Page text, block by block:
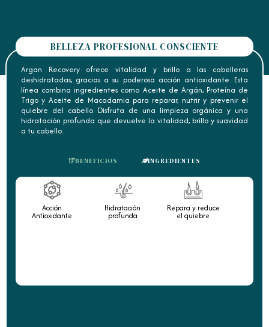
BELLEZA PROFESIONAL CONSCIENTE
Argan Recovery ofrece vitalidad y brillo a las cabelleras
deshidratadas, gracias a su poderosa acción antioxidante. Esta
línea combina ingredientes como Aceite de Argán, Proteína de
Trigo y Aceite de Macadamia para reparar, nutrir y prevenir el
quiebre del cabello. Disfruta de una limpieza orgánica y una
hidratación profunda que devuelve la vitalidad, brillo y suavidad
a tu cabello.
BENEFICIOS INGREDIENTES
Acción
Antioxidante
Hidratación
profunda
Repara y reduce
el quiebre